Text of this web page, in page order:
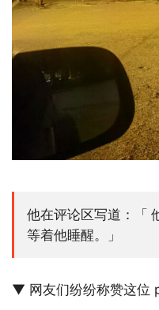
他在评论区写道：「
等着他睡醒。」
▼ 网友们纷纷称赞这位